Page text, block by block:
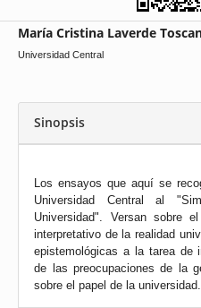
María Cristina Laverde
Universidad Central
Sinopsis
Los ensayos que aquí se
Universidad Central al
Universidad". Versan sobre
interpretativo de la realidad
epistemológicas a la tarea de
de las preocupaciones de la
sobre el papel de la universidad.